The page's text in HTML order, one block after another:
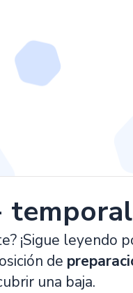
¡Sigue
de
una baja.